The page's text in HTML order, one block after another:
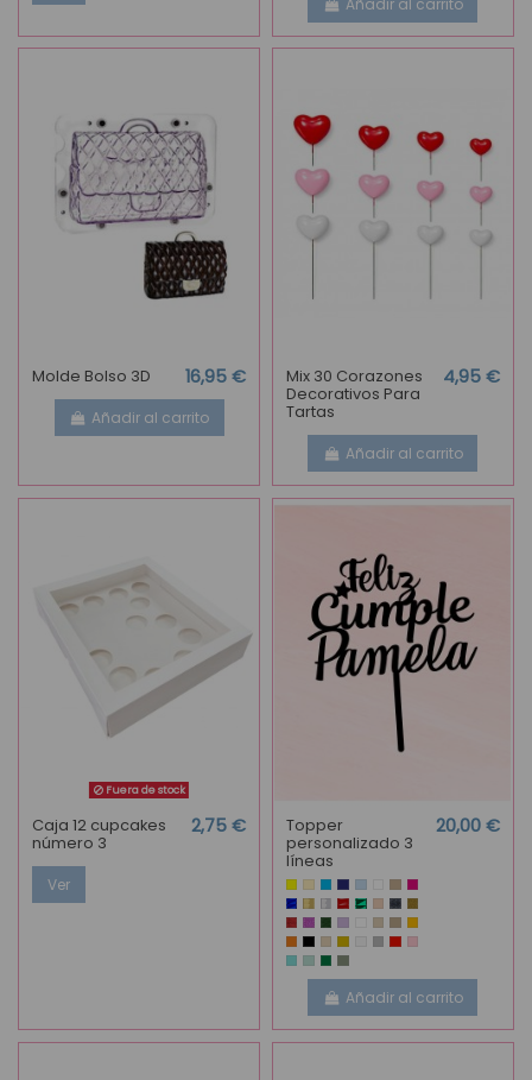
Molde Bolso 3D 16,95 €
Añadir al carrito
Mix 30 Corazones
Decorativos Para
Tartas
4,95 €
Añadir al carrito
Fuera de stock
Caja 12 cupcakes
número 3
2,75 €
Ver
Topper
personalizado 3
líneas
20,00 €
Añadir al carrito